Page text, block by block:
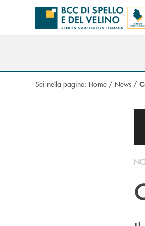
Salta al contenuto principale
Sei nella pagina: Home / News /